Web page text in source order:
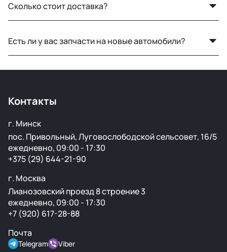
копиями — все детали снимаются с автомобилей с
минимальным пробегом.
Сколько стоит доставка?
доставки. Менеджер рассчитает точную цену при
оформлении.
Есть ли у вас запчасти на новые автомобили?
Контакты
г. Минск
пос. Привольный, Луговослободской сельсовет, 16/5
ежедневно, 09:00 - 17:30
+375 (29) 644-21-90
г. Москва
Лианозовский проезд 8 строение 3
ежедневно, 09:00 - 17:30
+7 (920) 617-28-88
Почта
Telegram Viber